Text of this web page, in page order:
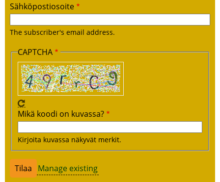
Sähköpostiosoite
The subscriber's email address.
CAPTCHA
Mikä koodi on kuvassa?
Kirjoita kuvassa näkyvät merkit.
Manage existing